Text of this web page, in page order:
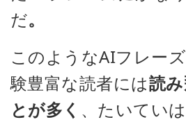
だ。
このようなAIフレー
験豊富な読者には読
とが多く 、たいてい